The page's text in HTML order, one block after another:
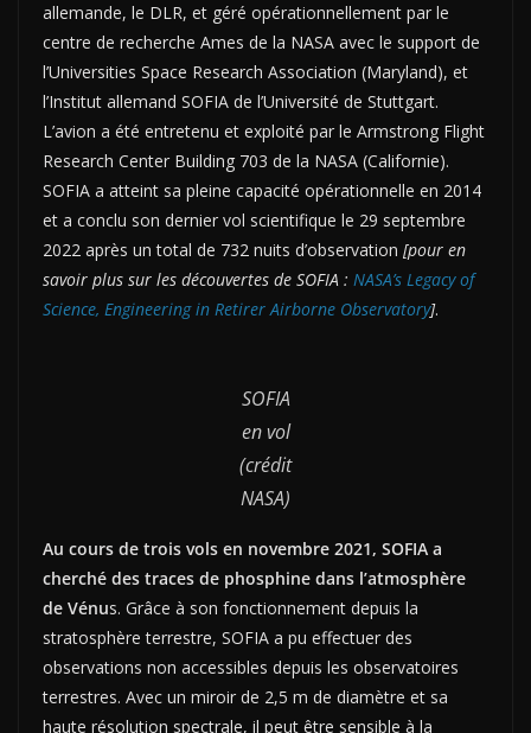
allemande, le DLR, et géré opérationnellement par le
centre de recherche Ames de la NASA avec le support de
l’Universities Space Research Association (Maryland), et
l’Institut allemand SOFIA de l’Université de Stuttgart.
L’avion a été entretenu et exploité par le Armstrong Flight
Research Center Building 703 de la NASA (Californie).
SOFIA a atteint sa pleine capacité opérationnelle en 2014
et a conclu son dernier vol scientifique le 29 septembre
2022 après un total de 732 nuits d’observation [pour en
savoir plus sur les découvertes de SOFIA : NASA’s Legacy of
Science, Engineering in Retirer Airborne Observatory].
SOFIA
en vol
(crédit
NASA)
Au cours de trois vols en novembre 2021, SOFIA a
cherché des traces de phosphine dans l’atmosphère
de Vénus. Grâce à son fonctionnement depuis la
stratosphère terrestre, SOFIA a pu effectuer des
observations non accessibles depuis les observatoires
terrestres. Avec un miroir de 2,5 m de diamètre et sa
haute résolution spectrale, il peut être sensible à la